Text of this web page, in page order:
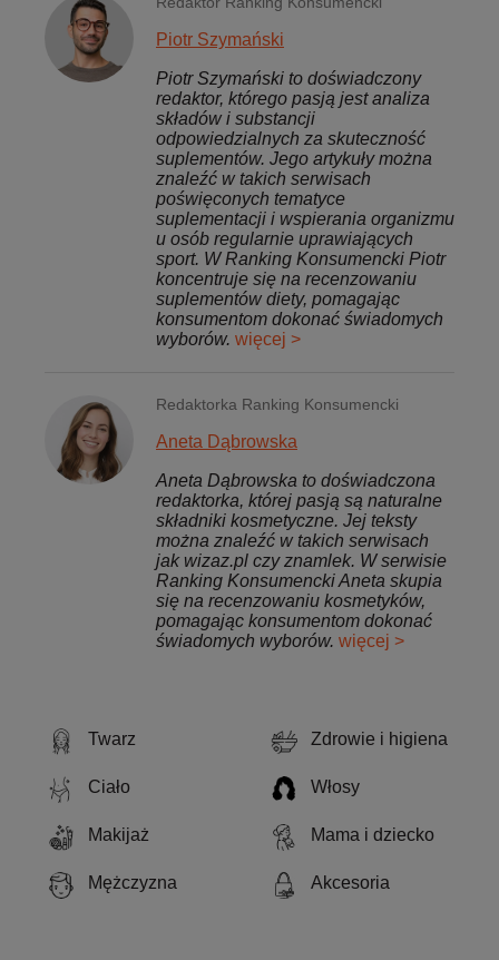
Twarz Zdrowie i higiena
Ciało Włosy
Makijaż Mama i dziecko
Mężczyzna Akcesoria
Piotr Szymański
Piotr Szymański to doświadczony
redaktor, którego pasją jest analiza
składów i substancji
odpowiedzialnych za skuteczność
suplementów. Jego artykuły można
znaleźć w takich serwisach
poświęconych tematyce
suplementacji i wspierania organizmu
u osób regularnie uprawiających
sport. W Ranking Konsumencki Piotr
koncentruje się na recenzowaniu
suplementów diety, pomagając
konsumentom dokonać świadomych
wyborów. więcej >
Redaktorka Ranking Konsumencki
Aneta Dąbrowska
Aneta Dąbrowska to doświadczona
redaktorka, której pasją są naturalne
składniki kosmetyczne. Jej teksty
można znaleźć w takich serwisach
jak wizaz.pl czy znamlek. W serwisie
Ranking Konsumencki Aneta skupia
się na recenzowaniu kosmetyków,
pomagając konsumentom dokonać
świadomych wyborów. więcej >